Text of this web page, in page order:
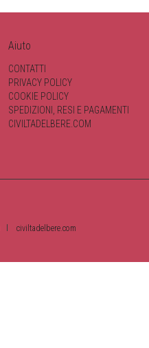
Aiuto
CONTATTI
PRIVACY POLICY
COOKIE POLICY
SPEDIZIONI, RESI E PAGAMENTI
CIVILTADELBERE.COM
civiltadelbere.com